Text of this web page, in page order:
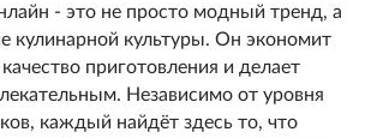
- это не просто модный тренд, а
кулинарной культуры. Он экономит
приготовления и делает
Независимо от уровня
каждый найдёт здесь то, что